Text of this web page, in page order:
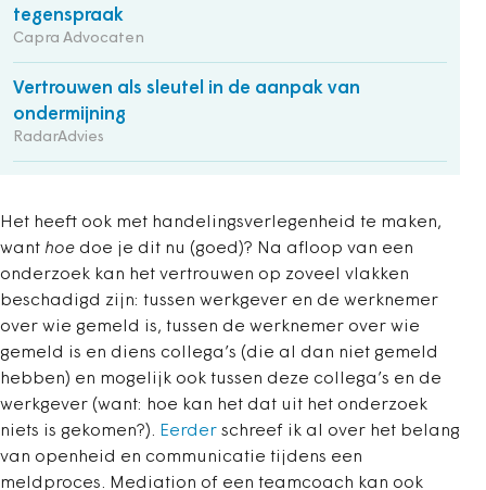
tegenspraak
Capra Advocaten
Vertrouwen als sleutel in de aanpak van
ondermijning
RadarAdvies
Het heeft ook met handelingsverlegenheid te maken,
want hoe doe je dit nu (goed)? Na afloop van een
onderzoek kan het vertrouwen op zoveel vlakken
beschadigd zijn: tussen werkgever en de werknemer
over wie gemeld is, tussen de werknemer over wie
gemeld is en diens collega’s (die al dan niet gemeld
hebben) en mogelijk ook tussen deze collega’s en de
werkgever (want: hoe kan het dat uit het onderzoek
niets is gekomen?). Eerder schreef ik al over het belang
van openheid en communicatie tijdens een
meldproces. Mediation of een teamcoach kan ook